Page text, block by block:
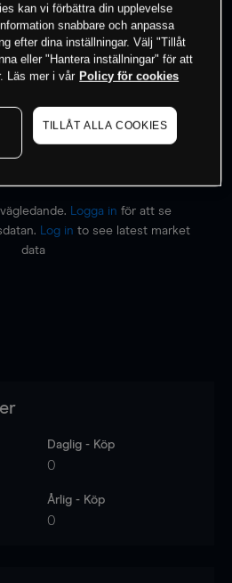
har enposition i detta
Logga in för att se
Log in to see latest market
data
Daglig - Köp
0
Årlig - Köp
0
kan vi förbättra din upplevelse
snabbare och anpassa
efter dina inställningar. Välj "Tillåt
eller "Hantera inställningar" för att
Läs mer i vår Policy för cookies
TILLÅT ALLA COOKIES